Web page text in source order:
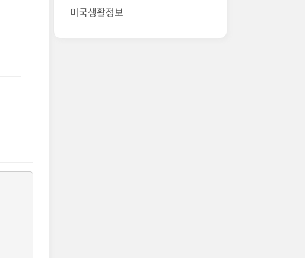
미국생활정보